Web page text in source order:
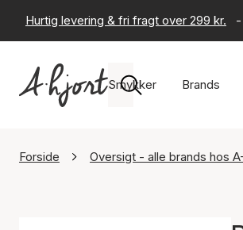
Hurtig levering & fri fragt over 299 kr. -
Smykker Brands
Forside Oversigt - alle brands hos